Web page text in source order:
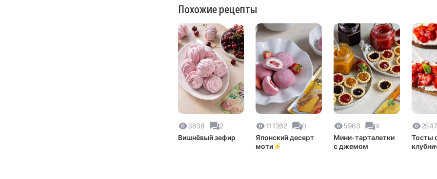
Похожие рецепты
3838
2
Вишнёвый зефир
111262
0
Японский десерт
моти⚡️
5963
4
Мини-тарталетки
с джемом
2547
Тосты